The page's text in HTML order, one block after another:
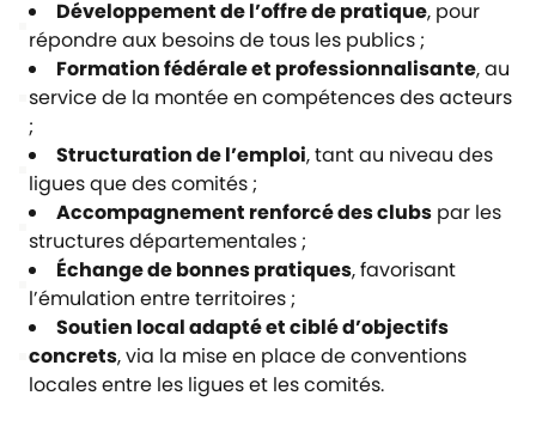
Développement de l’offre de pratique, pour
répondre aux besoins de tous les publics ;
Formation fédérale et professionnalisante, au
service de la montée en compétences des acteurs
;
Structuration de l’emploi, tant au niveau des
ligues que des comités ;
Accompagnement renforcé des clubs par les
structures départementales ;
Échange de bonnes pratiques, favorisant
l’émulation entre territoires ;
Soutien local adapté et ciblé d’objectifs
concrets, via la mise en place de conventions
locales entre les ligues et les comités.